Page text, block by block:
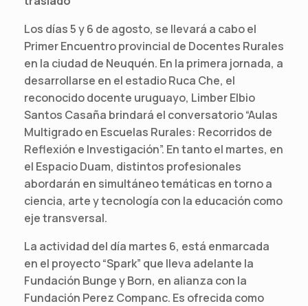
Los días 5 y 6 de agosto, se llevará a cabo el
Primer Encuentro provincial de Docentes Rurales
en la ciudad de Neuquén. En la primera jornada, a
desarrollarse en el estadio Ruca Che, el
reconocido docente uruguayo, Limber Elbio
Santos Casaña brindará el conversatorio “Aulas
Multigrado en Escuelas Rurales: Recorridos de
Reflexión e Investigación”. En tanto el martes, en
el Espacio Duam, distintos profesionales
abordarán en simultáneo temáticas en torno a
ciencia, arte y tecnología con la educación como
eje transversal.
La actividad del día martes 6, está enmarcada
en el proyecto “Spark” que lleva adelante la
Fundación Bunge y Born, en alianza con la
Fundación Perez Companc. Es ofrecida como